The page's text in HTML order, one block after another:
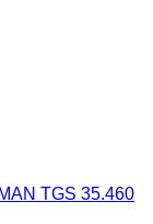
TGS 35.460